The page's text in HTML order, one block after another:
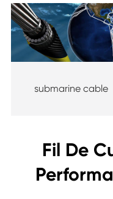
submarine cable
Fil De